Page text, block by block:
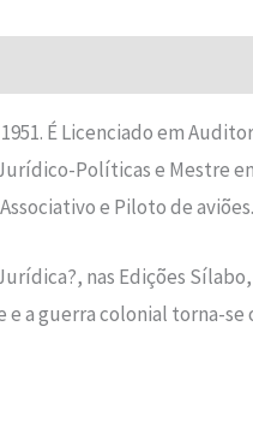
É Licenciado em
Políticas e Mestre
e Piloto de aviões.
nas Edições
e a guerra colonial torna-